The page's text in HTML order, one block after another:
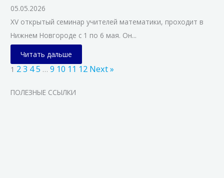
05.05.2026
XV открытый семинар учителей математики, проходит в
Нижнем Новгороде с 1 по 6 мая. Он...
Читать дальше
1 23 45 … 9 10 11 12 Next »
ПОЛЕЗНЫЕ ССЫЛКИ